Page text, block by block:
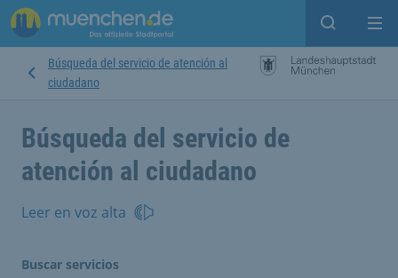
Open
Búsqueda del servicio de atención al
ciudadano
Búsqueda del servicio de
atención al ciudadano
Leer en voz alta
Buscar servicios